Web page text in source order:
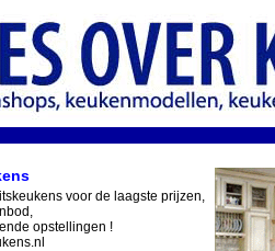
voor de laagste prijzen,
opstellingen !